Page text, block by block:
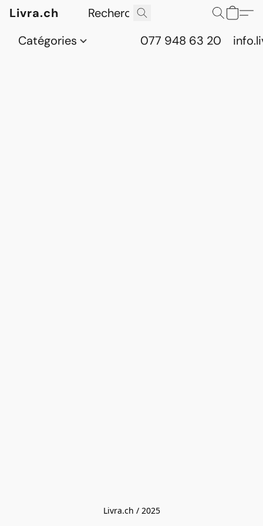
Livra.ch
Catégories
077 948 63 20
Livra.ch / 2025